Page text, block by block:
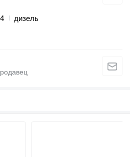
дизель